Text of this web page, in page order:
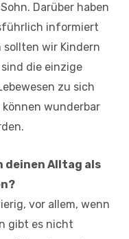
Darüber haben
informiert
sollten wir Kindern
die einzige
zu sich
wunderbar
deinen Alltag als
vor allem, wenn
gibt es nicht